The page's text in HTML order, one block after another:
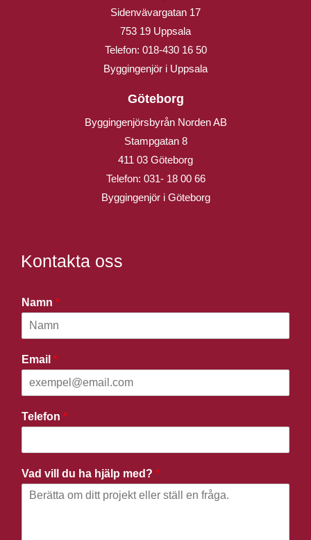
Sidenvävargatan 17
753 19 Uppsala
Telefon: 018-430 16 50
Byggingenjör i Uppsala
Göteborg
Byggingenjörsbyrån Norden AB
Stampgatan 8
411 03 Göteborg
Telefon: 031- 18 00 66
Byggingenjör i Göteborg
Kontakta oss
Namn *
Email *
Telefon *
Vad vill du ha hjälp med? *